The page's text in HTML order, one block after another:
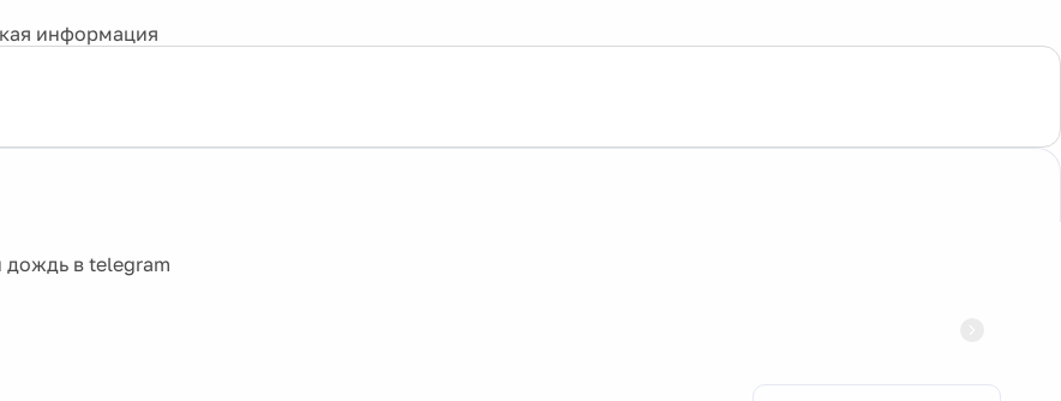
информация